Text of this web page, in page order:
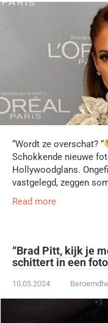
“Wordt ze overschat? “
Schokkende nieuwe
Hollywoodglans.
vastgelegd, zeggen
Read more
“Brad Pitt, kijk je
schittert in een
10.05.2024